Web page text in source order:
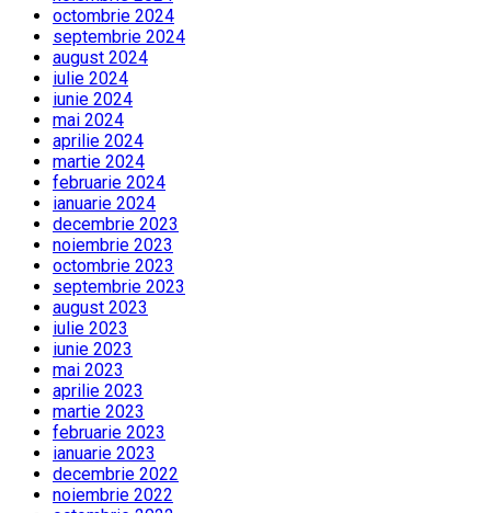
octombrie 2024
septembrie 2024
august 2024
iulie 2024
iunie 2024
mai 2024
aprilie 2024
martie 2024
februarie 2024
ianuarie 2024
decembrie 2023
noiembrie 2023
octombrie 2023
septembrie 2023
august 2023
iulie 2023
iunie 2023
mai 2023
aprilie 2023
martie 2023
februarie 2023
ianuarie 2023
decembrie 2022
noiembrie 2022